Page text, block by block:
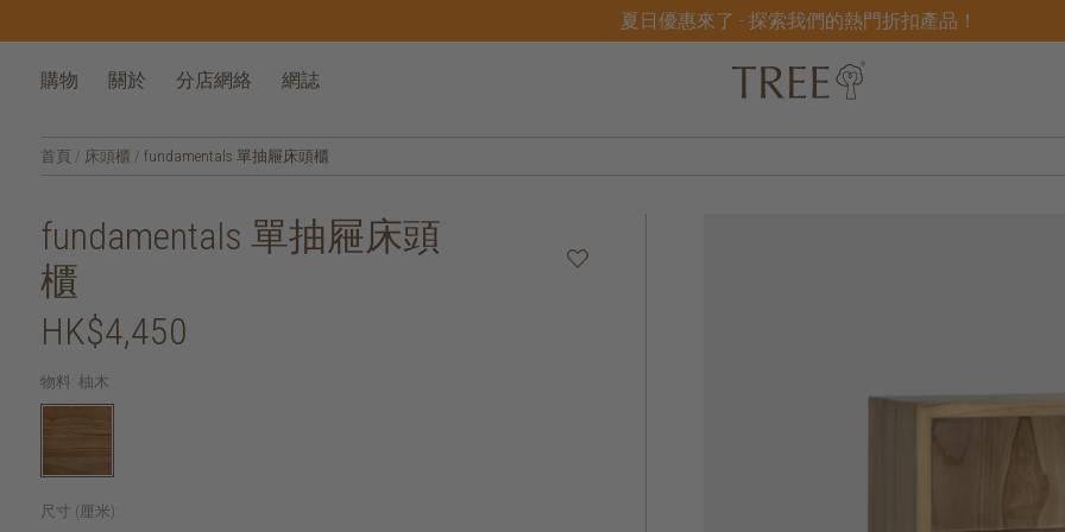
夏日優惠來了 - 探索我們的熱門折扣產品！
購物 關於 分店網絡 網誌
首頁 / 床頭櫃 / fundamentals 單抽屜床頭櫃
fundamentals 單抽屜床頭
櫃
HK$4,450
物料: 柚木
尺寸 (厘米):